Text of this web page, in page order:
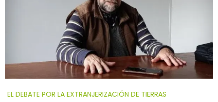
EL DEBATE POR LA EXTRANJERIZACIÓN DE TIERRAS